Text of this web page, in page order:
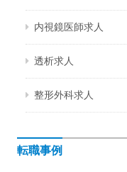
内視鏡医師求人
透析求人
整形外科求人
転職事例